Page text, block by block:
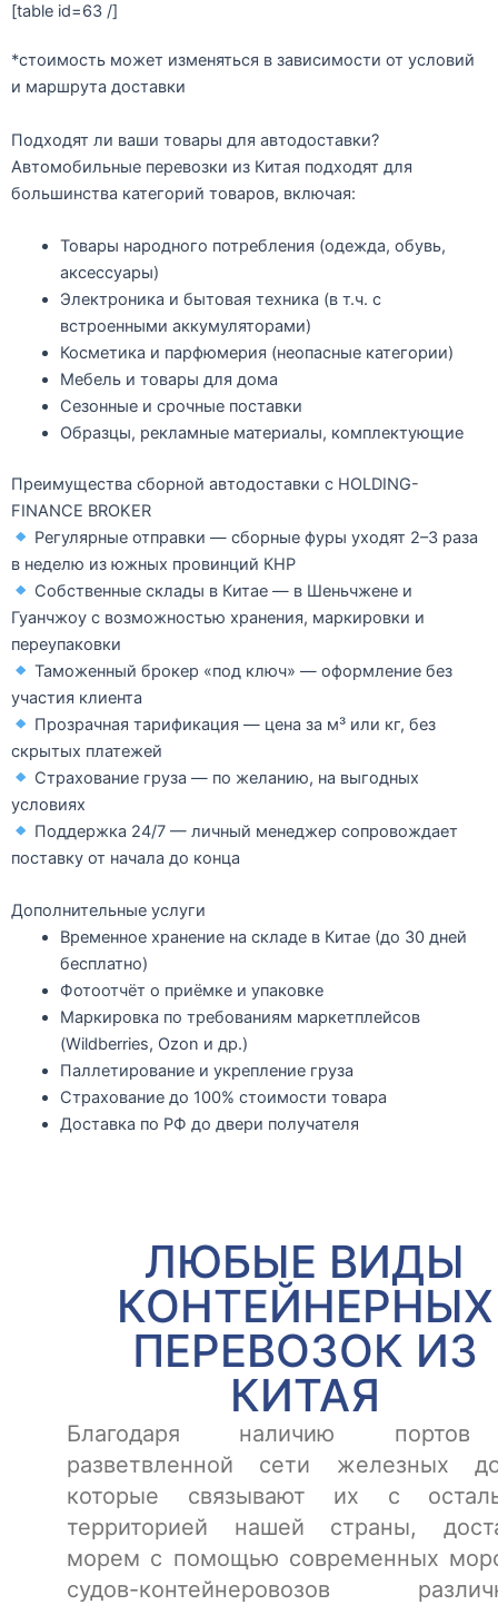
[table id=63 /]
*стоимость может изменяться в зависимости от условий
и маршрута доставки
Подходят ли ваши товары для автодоставки?
Автомобильные перевозки из Китая подходят для
большинства категорий товаров, включая:
Товары народного потребления (одежда, обувь,
аксессуары)
Электроника и бытовая техника (в т.ч. с
встроенными аккумуляторами)
Косметика и парфюмерия (неопасные категории)
Мебель и товары для дома
Сезонные и срочные поставки
Образцы, рекламные материалы, комплектующие
Преимущества сборной автодоставки с HOLDING-
FINANCE BROKER
Регулярные отправки — сборные фуры уходят 2–3 раза
в неделю из южных провинций КНР
Собственные склады в Китае— в Шеньчжене и
Гуанчжоу с возможностью хранения, маркировки и
переупаковки
Таможенный брокер «под ключ» — оформление без
участия клиента
Прозрачная тарификация — цена за м³ или кг, без
скрытых платежей
Страхование груза — по желанию, на выгодных
условиях
Поддержка 24/7— личный менеджер сопровождает
поставку от начала до конца
Дополнительные услуги
Временное хранение на складе в Китае (до 30 дней
бесплатно)
Фотоотчёт о приёмке и упаковке
Маркировка по требованиям маркетплейсов
(Wildberries, Ozon и др.)
Паллетирование и укрепление груза
Страхование до 100% стоимости товара
Доставка по РФ до двери получателя
ЛЮБЫЕ ВИДЫ
КОНТЕЙНЕРНЫХ
ПЕРЕВОЗОК ИЗ
КИТАЯ
Благодаря наличию
разветвленной сети железных
которые связывают их с
территорией нашей страны,
морем с помощью современных
судов-контейнеровозов